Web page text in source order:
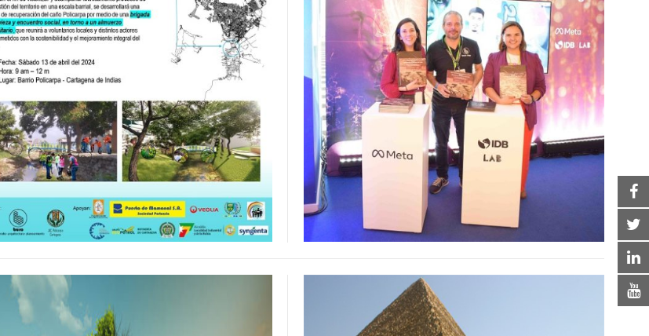
ambiental del caño
en Cartagena de Indias:
«Promoviendo comunidades
resilientes»
Un año en el Metaverso:
Celebrando nuestra selección para
la Convocatoria de Comunidades
BID | META